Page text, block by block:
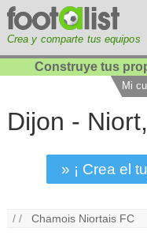
Crea y comparte tus equipos
Construye tus
Mi
Dijon -
» ¡ Crea el
/ /Chamois Niortais FC